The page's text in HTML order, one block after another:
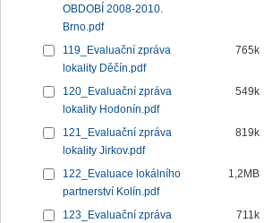
OBDOBÍ 2008-2010.
Brno.pdf
119_Evaluační zpráva
lokality Děčín.pdf
765k
120_Evaluační zpráva
lokality Hodonín.pdf
549k
121_Evaluační zpráva
lokality Jirkov.pdf
819k
122_Evaluace lokálního
partnerství Kolín.pdf
1,2MB
123_Evaluační zpráva
711k